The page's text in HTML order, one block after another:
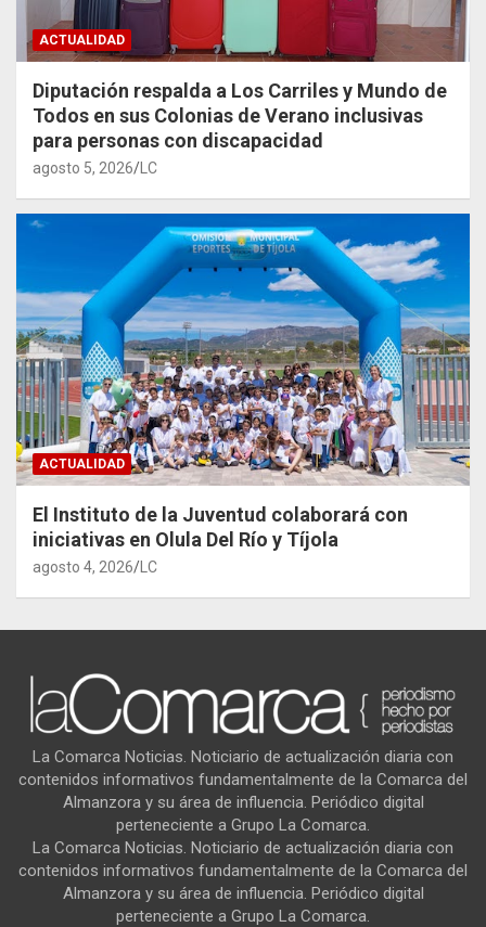
ACTUALIDAD
Diputación respalda a Los Carriles y Mundo de
Todos en sus Colonias de Verano inclusivas
para personas con discapacidad
agosto 5, 2026 LC
ACTUALIDAD
El Instituto de la Juventud colaborará con
iniciativas en Olula Del Río y Tíjola
agosto 4, 2026 LC
La Comarca Noticias. Noticiario de actualización diaria con
contenidos informativos fundamentalmente de la Comarca del
Almanzora y su área de influencia. Periódico digital
perteneciente a Grupo La Comarca.
La Comarca Noticias. Noticiario de actualización diaria con
contenidos informativos fundamentalmente de la Comarca del
Almanzora y su área de influencia. Periódico digital
perteneciente a Grupo La Comarca.